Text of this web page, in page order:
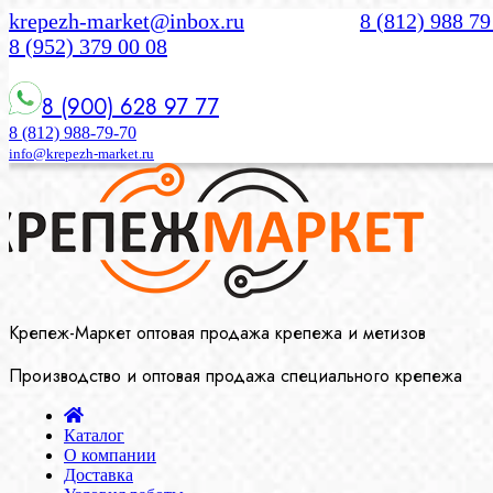
krepezh-market@inbox.ru
8 (812) 988
8 (952) 379 00 08
8 (900) 628 97 77
8 (812) 988-79-70
info@krepezh-market.ru
Крепеж-Маркет оптовая продажа крепежа и метизов
Производство и оптовая продажа специального крепежа
Каталог
О компании
Доставка